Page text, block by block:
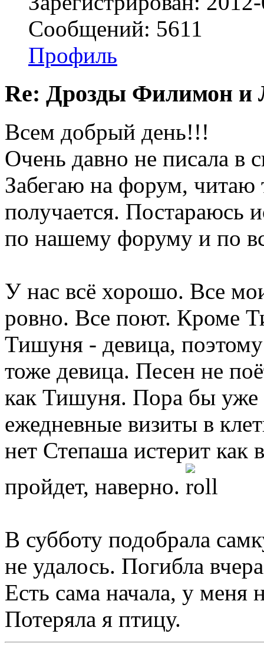
Сообщений: 5611
Профиль
Re: Дрозды Филимон и
Всем добрый день!!!
Очень давно не писала
Забегаю на форум, читаю
получается. Постараюсь
по нашему форуму и по
У нас всё хорошо. Все
ровно. Все поют. Кроме
Тишуня - девица,
тоже девица. Песен не
как Тишуня. Пора бы уже
ежедневные визиты в
нет Степаша истерит как
пройдет, наверно.
В субботу подобрала
не удалось. Погибла
Есть сама начала, у меня
Потеряла я птицу.